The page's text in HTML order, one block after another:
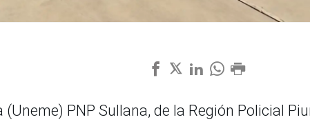
PNP Sullana, de la Región Policial